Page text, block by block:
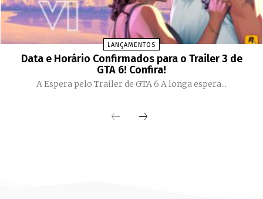
LANÇAMENTOS
Data e Horário Confirmados para o Trailer 3 de
GTA 6! Confira!
A Espera pelo Trailer de GTA 6 A longa espera...